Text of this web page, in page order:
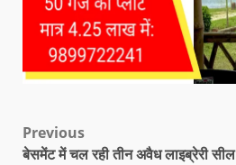
Previous
बेसमेंट में चल रही तीन अवैध लाइब्रेरी सील